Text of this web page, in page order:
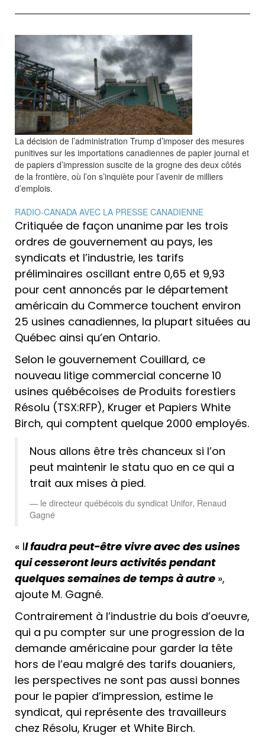
La décision de l’administration Trump d’imposer des mesures
punitives sur les importations canadiennes de papier journal et
de papiers d’impression suscite de la grogne des deux côtés
de la frontière, où l’on s’inquiète pour l’avenir de milliers
d’emplois.
RADIO-CANADA AVEC LA PRESSE CANADIENNE
Critiquée de façon unanime par les trois
ordres de gouvernement au pays, les
syndicats et l’industrie, les tarifs
préliminaires oscillant entre 0,65 et 9,93
pour cent annoncés par le département
américain du Commerce touchent environ
25 usines canadiennes, la plupart situées au
Québec ainsi qu’en Ontario.
Selon le gouvernement Couillard, ce
nouveau litige commercial concerne 10
usines québécoises de Produits forestiers
Résolu (TSX:RFP), Kruger et Papiers White
Birch, qui comptent quelque 2000 employés.
Nous allons être très chanceux si l’on
peut maintenir le statu quo en ce qui a
trait aux mises à pied.
le directeur québécois du syndicat Unifor, Renaud
Gagné
« Il faudra peut-être vivre avec des usines
qui cesseront leurs activités pendant
quelques semaines de temps à autre »,
ajoute M. Gagné.
Contrairement à l’industrie du bois d’oeuvre,
qui a pu compter sur une progression de la
demande américaine pour garder la tête
hors de l’eau malgré des tarifs douaniers,
les perspectives ne sont pas aussi bonnes
pour le papier d’impression, estime le
syndicat, qui représente des travailleurs
chez Résolu, Kruger et White Birch.